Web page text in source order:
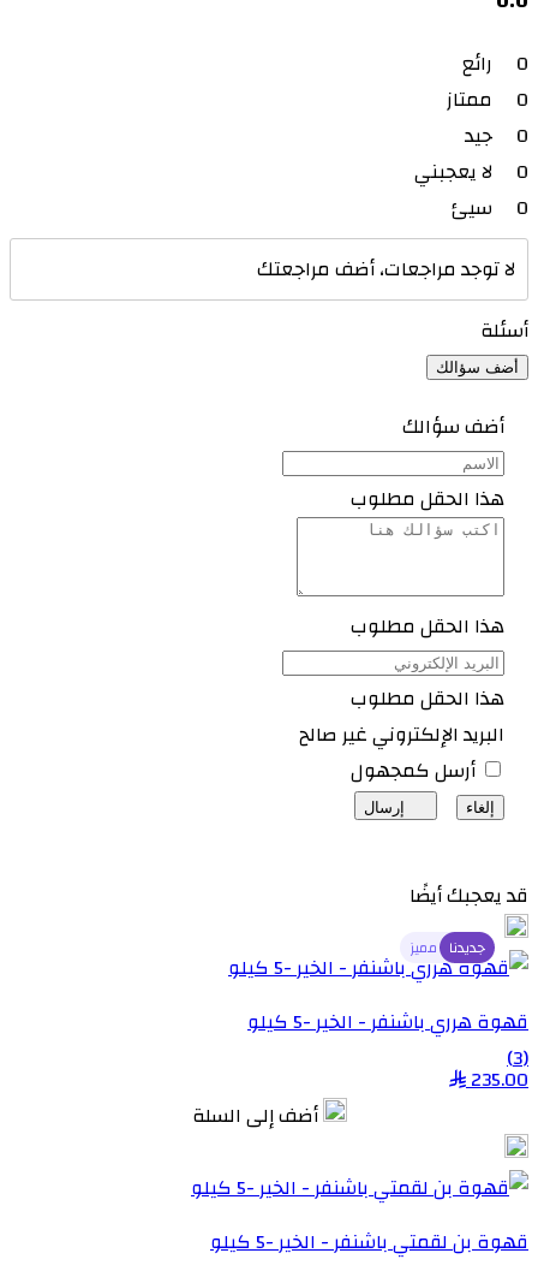
0
رائع
0
ممتاز
0
جيد
0
لا يعجبني
0
سيئ
لا توجد مراجعات، أضف مراجعتك
أسئلة
أضف سؤالك
أضف سؤالك
هذا الحقل مطلوب
هذا الحقل مطلوب
هذا الحقل مطلوب
البريد الإلكتروني غير صالح
أرسل كمجهول
إلغاء إرسال
قد يعجبك أيضًا
منتج مميز
قهوة هرري باشنفر - الخير -5 كيلو
(3)
235.00
أضف إلى السلة
جديدنا
قهوة بن لقمتي باشنفر - الخير -5 كيلو